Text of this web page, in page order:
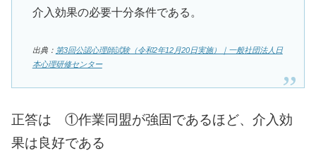
介入効果の必要十分条件である。
出典： 第3回公認心理師試験（令和2年12月20日実施）｜一般社団法人日
本心理研修センター
正答は ①作業同盟が強固であるほど、介入効
果は良好である